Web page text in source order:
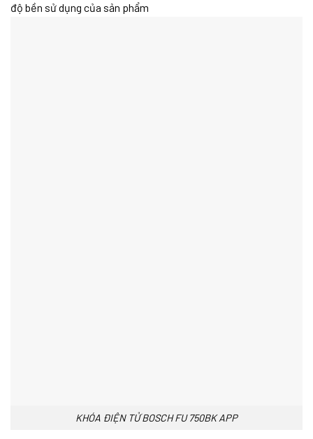
độ bền sử dụng của sản phẩm
KHÓA ĐIỆN TỬ BOSCH FU 750BK APP